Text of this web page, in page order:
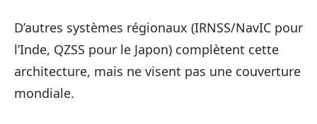
D’autres systèmes régionaux (IRNSS/NavIC pour
l’Inde, QZSS pour le Japon) complètent cette
architecture, mais ne visent pas une couverture
mondiale.